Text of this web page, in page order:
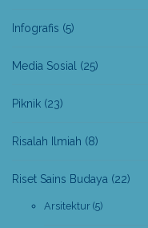
Infografis (5)
Media Sosial (25)
Piknik (23)
Risalah Ilmiah (8)
Riset Sains Budaya (22)
Arsitektur (5)